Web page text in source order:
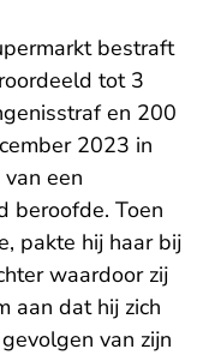
bestraft
tot 3
en 200
2023 in
een
beroofde. Toen
pakte hij haar bij
waardoor zij
aan dat hij zich
van zijn